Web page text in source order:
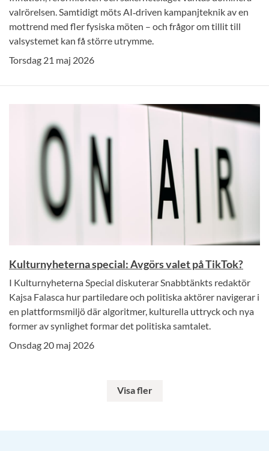
valrörelsen. Samtidigt möts AI‑driven kampanjteknik av en
mottrend med fler fysiska möten – och frågor om tillit till
valsystemet kan få större utrymme.
Torsdag 21 maj 2026
Kulturnyheterna special: Avgörs valet på TikTok?
I Kulturnyheterna Special diskuterar Snabbtänkts redaktör
Kajsa Falasca hur partiledare och politiska aktörer navigerar i
en plattformsmiljö där algoritmer, kulturella uttryck och nya
former av synlighet formar det politiska samtalet.
Onsdag 20 maj 2026
Visa fler